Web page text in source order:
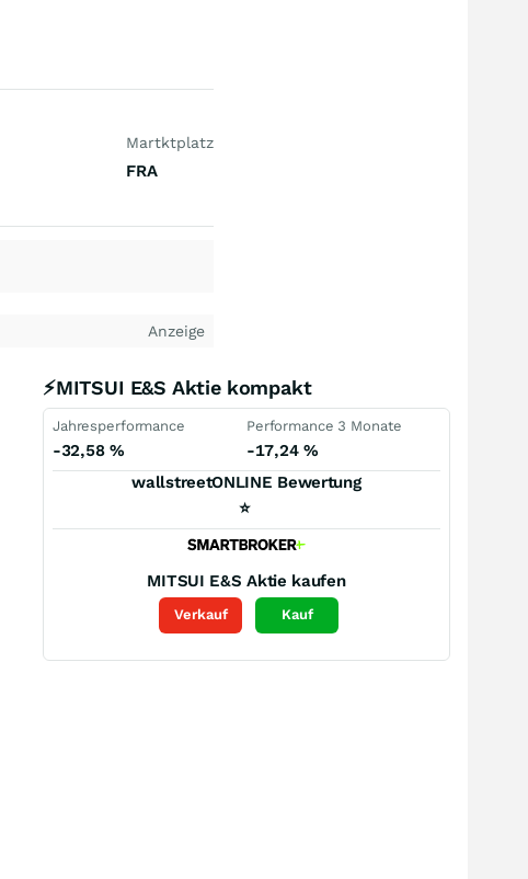
Martktplatz
FRA
Anzeige
⚡MITSUI E&S Aktie kompakt
Jahresperformance
-32,58 %
Performance 3 Monate
-17,24 %
wallstreetONLINE Bewertung
⭐
MITSUI E&S Aktie kaufen
Verkauf Kauf